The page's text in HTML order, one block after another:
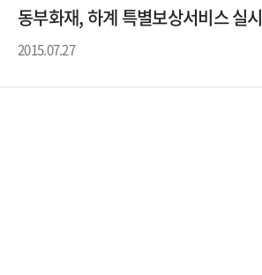
동부화재, 하계 특별보상서비스 실시
2015.07.27